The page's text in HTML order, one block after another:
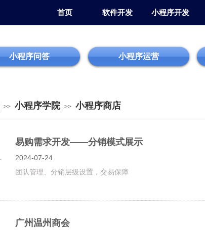
首页 软件开发 小程序开发
小程序运营
小程序问答
>> 小程序学院 >> 小程序商店
易购需求开发——分销模式展示
2024-07-24
团队管理、分销层级设置，交易保障
广州温州商会